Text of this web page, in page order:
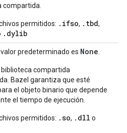
compartida.
permitidos: .ifso, .tbd,
.dylib
valor predeterminado es None
biblioteca compartida
Bazel garantiza que esté
el objeto binario que depende
el tiempo de ejecución.
permitidos: .so, .dll o